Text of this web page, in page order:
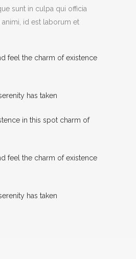
sunt in culpa qui officia
id est laborum et
feel the charm of existence
has taken
in this spot charm of
feel the charm of existence
has taken